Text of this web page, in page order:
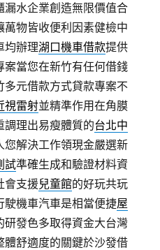
漏水企業創造無限價值合
萬物皆收便利因素健檢中
均辦理湖口機車借款提供
當您在新竹有任何借錢
多元借款方式貸款專案不
視雷射並精準作用在角膜
調理出易瘦體質的台北中
您解決工作領現金嚴選新
試準確生成和驗證材料資
會支援兒童館的好玩共玩
駛機車汽車是相當便捷屋
發色多取得資金大台灣
體舒適度的關鍵於沙發借